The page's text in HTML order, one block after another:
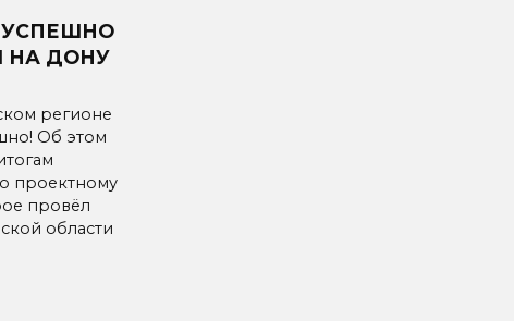
НА ДОНУ
регионе
Об этом
проектному
провёл
области